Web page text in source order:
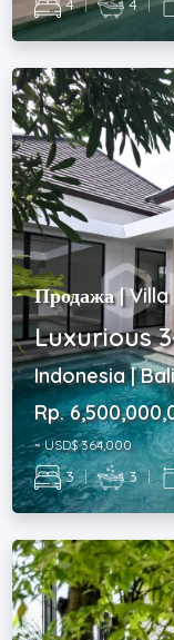
Продажа | Villa
Luxurious
Indonesia |
Rp.
~ USD$ 364,000
3 | 3 |